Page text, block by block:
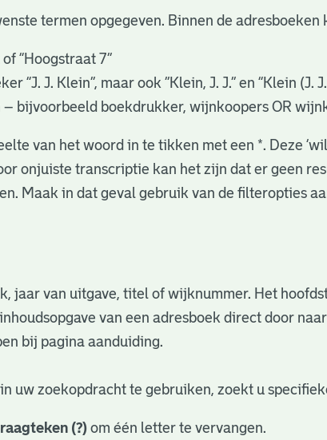
termen opgegeven. Binnen de adresboeken
“Hoogstraat 7”
J. Klein”, maar ook ”Klein, J. J.” en “Klein (J.
bijvoorbeeld boekdrukker, wijnkoopers OR
van het woord in te tikken met een *. Deze
onjuiste transcriptie kan het zijn dat er geen
Maak in dat geval gebruik van de filteropties
jaar van uitgave, titel of wijknummer. Het
van een adresboek direct door
bij pagina aanduiding.
uw zoekopdracht te gebruiken, zoekt u
(?)om één letter te vervangen.